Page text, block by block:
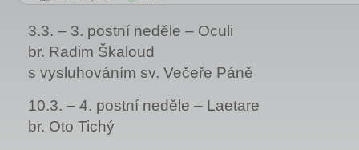
3.3. – 3. postní neděle – Oculi
br. Radim Škaloud
s vysluhováním sv. Večeře Páně
10.3. – 4. postní neděle – Laetare
br. Oto Tichý